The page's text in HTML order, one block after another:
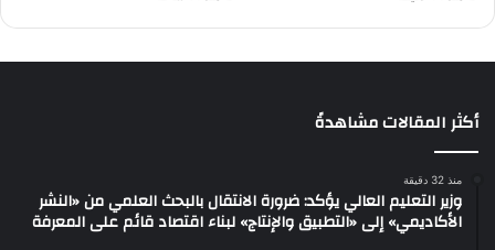
أكثر المقالات مشاهدةً
منذ 32 دقيقة
وزير التعليم العالي يؤكد: ضرورة الانتقال بالبحث العلمي من «النشر
الأكاديمي» إلى «التطبيق والإنتاج» لبناء اقتصاد قائم على المعرفة